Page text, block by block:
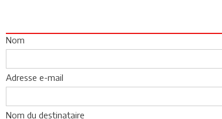
Nom
Adresse e-mail
Nom du destinataire